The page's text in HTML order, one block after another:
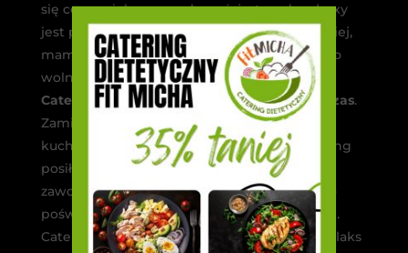
się coraz większą popularnością. trend na boxy
jest prosta do wytłumaczenia – żyjemy szybciej,
mamy mało czasu dla siebie, nie mówiąc już o
wolnej chwili dla bliskich.
Catering dietetyczny daje nam bonusowy czas.
Zamiast siedząc codziennie kilka godzin w
kuchni – dostając przygotowany przez catering
posiłek – możemy skupić się na karierze
zawodowej, pielęgnowaniu swoich pasji albo
poświęcić więcej uwagi dzieciom czy bliskim.
Catering dietetyczny to idealny sposób na relaks